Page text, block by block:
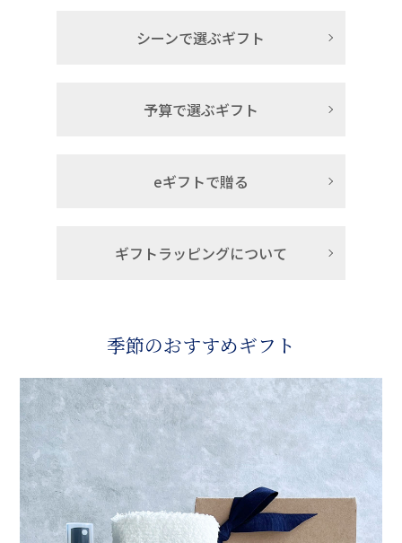
シーンで選ぶギフト
予算で選ぶギフト
eギフトで贈る
ギフトラッピングについて
季節のおすすめギフト